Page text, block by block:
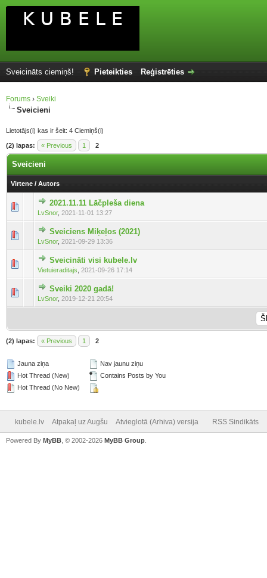
Sveicināts ciemiņš! Pieteikties Reģistrēties
Forums › Sveiki
Sveicieni
Lietotājs(i) kas ir šeit: 4 Ciemiņš(i)
(2) lapas: « Previous 1 2
Sveicieni
Virtene / Autors
2021.11.11 Lāčpleša diena
LvSnor, 2021-11-01 13:27
Sveiciens Miķeļos (2021)
LvSnor, 2021-09-29 13:36
Sveicināti visi kubele.lv
Vietuieraditajs 2021-09-26 17:14
Sveiki 2020 gadā!
LvSnor, 2019-12-21 20:54
(2) lapas: « Previous 1 2
Jauna ziņa
Hot Thread (New)
Hot Thread (No New)
Nav jaunu ziņu
Contains Posts by You
kubele.lv Atpakaļ uz Augšu Atvieglotā (Arhiva) versija RSS Sindikāts
Powered By MyBB , © 2002-2026 MyBB Group